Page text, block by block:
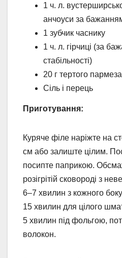
1 ч. л.
анчоуси за
1 зубчик часнику
1 ч. л. гірчиці (за
стабільності)
20 г тертого
Сіль і перець
Приготування:
Куряче філе наріжте на
см або залиште цілим.
посипте паприкою.
розігрітій сковороді з
6–7 хвилин з кожного
15 хвилин для цілого
5 хвилин під фольгою,
волокон.